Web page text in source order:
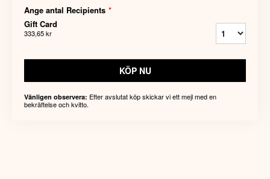
Ange antal Recipients *
Gift Card
333,65 kr
KÖP NU
Vänligen observera: Efter avslutat köp skickar vi ett mejl med en
bekräftelse och kvitto.